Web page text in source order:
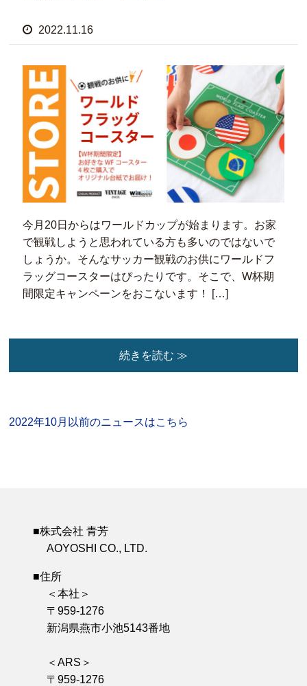
2022.11.16
今月20日からはワールドカップが始まります。お家
で観戦しようと思われている方も多いのではないで
しょうか。そんなサッカー観戦のお供にワールドフ
ラッグコースターはぴったりです。そこで、W杯期
間限定キャンペーンをおこないます！ […]
続きを読む ≫
2022年10月以前のニュースはこちら
■株式会社 青芳
AOYOSHI CO., LTD.
■住所
＜本社＞
〒959-1276
新潟県燕市小池5143番地
＜ARS＞
〒959-1276